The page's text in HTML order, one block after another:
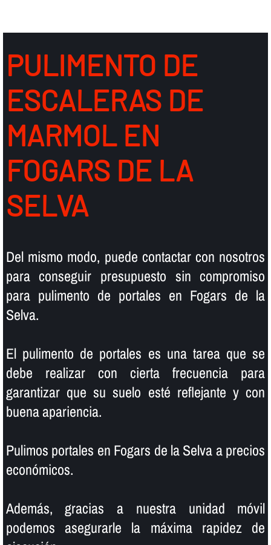
PULIMENTO DE
ESCALERAS DE
MARMOL EN
FOGARS DE LA
SELVA
Del mismo modo, puede contactar con nosotros
para conseguir presupuesto sin compromiso
para pulimento de portales en Fogars de la
Selva.
El pulimento de portales es una tarea que se
debe realizar con cierta frecuencia para
garantizar que su suelo esté reflejante y con
buena apariencia.
Pulimos portales en Fogars de la Selva a precios
económicos.
Además, gracias a nuestra unidad móvil
podemos asegurarle la máxima rapidez de